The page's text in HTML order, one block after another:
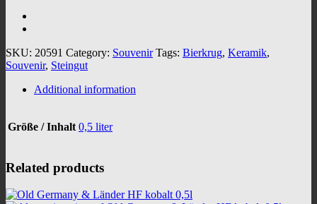
SKU: 20591 Category: Souvenir Tags: Bierkrug, Keramik,
Souvenir, Steingut
Additional information
Größe / Inhalt 0,5 liter
Related products